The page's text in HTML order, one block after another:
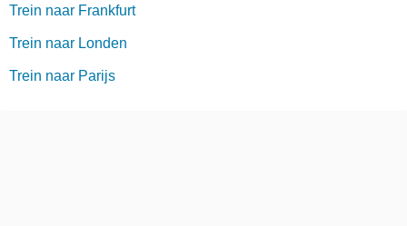
Trein naar Frankfurt
Trein naar Londen
Trein naar Parijs